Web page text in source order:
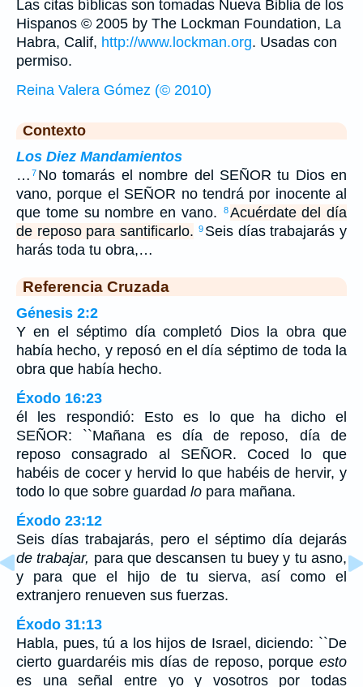
Las citas bíblicas son tomadas Nueva Biblia de los
Hispanos © 2005 by The Lockman Foundation, La
Habra, Calif, http://www.lockman.org. Usadas con
permiso.
Reina Valera Gómez (© 2010)
Contexto
Los Diez Mandamientos
… 7 No tomarás el nombre del SEÑOR tu Dios en
vano, porque el SEÑOR no tendrá por inocente al
que tome su nombre en vano.
8 Acuérdate del día
de reposo para santificarlo.
9 Seis días trabajarás y
harás toda tu obra,…
Referencia Cruzada
Génesis 2:2
Y en el séptimo día completó Dios la obra que
había hecho, y reposó en el día séptimo de toda la
obra que había hecho.
Éxodo 16:23
él les respondió: Esto es lo que ha dicho el
SEÑOR: ``Mañana es día de reposo, día de
reposo consagrado al SEÑOR. Coced lo que
habéis de cocer y hervid lo que habéis de hervir, y
todo lo que sobre guardad lo para mañana.
Éxodo 23:12
Seis días trabajarás, pero el séptimo día dejarás
de trabajar, para que descansen tu buey y tu asno,
y para que el hijo de tu sierva, así como el
extranjero renueven sus fuerzas.
Éxodo 31:13
Habla, pues, tú a los hijos de Israel, diciendo: ``De
cierto guardaréis mis días de reposo, porque esto
es una señal entre yo y vosotros por todas